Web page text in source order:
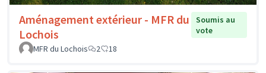
Aménagement extérieur - MFR du
Lochois
Soumis au
vote
MFR du Lochois
2 18